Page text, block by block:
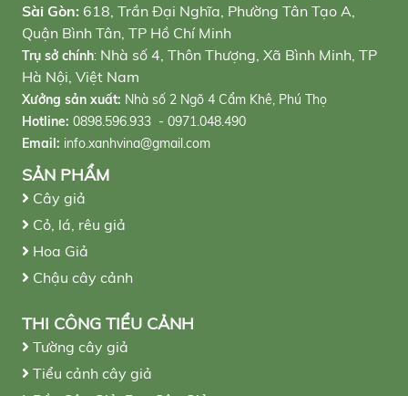
Sài Gòn: 618, Trần Đại Nghĩa, Phường Tân Tạo A,
Quận Bình Tân, TP Hồ Chí Minh
Trụ sở chính: Nhà số 4, Thôn Thượng, Xã Bình Minh, TP
Hà Nội, Việt Nam
Xưởng sản xuất: Nhà số 2 Ngõ 4 Cẩm Khê, Phú Thọ
Hotline: 0898.596.933 - 0971.048.490
Email: info.xanhvina@gmail.com
SẢN PHẨM
Cây giả
Cỏ, lá, rêu giả
Hoa Giả
Chậu cây cảnh
THI CÔNG TIỂU CẢNH
Tường cây giả
Tiểu cảnh cây giả